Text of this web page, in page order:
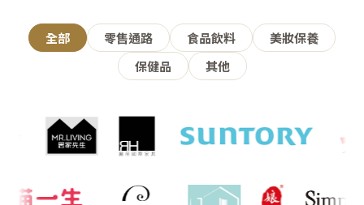
全部 零售通路 食品飲料
美妝保養
保健品
其他